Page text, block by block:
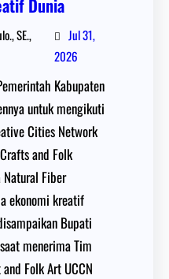
Dunia
SE.,
Jul 31,
2026
Kabupaten
untuk mengikuti
Cities Network
and Folk
Fiber
ekonomi kreatif
Bupati
menerima Tim
Folk Art UCCN